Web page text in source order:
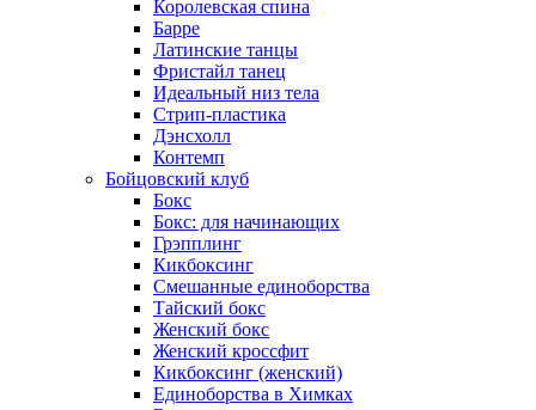
Королевская спина
Барре
Латинские танцы
Фристайл танец
Идеальный низ тела
Стрип-пластика
Дэнсхолл
Контемп
Бойцовский клуб
Бокс
Бокс: для начинающих
Грэпплинг
Кикбоксинг
Смешанные единоборства
Тайский бокс
Женский бокс
Женский кроссфит
Кикбоксинг (женский)
Единоборства в Химках